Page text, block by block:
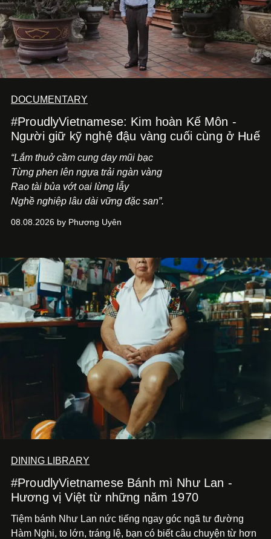
DOCUMENTARY
#ProudlyVietnamese: Kim hoàn Kế Môn -
Người giữ kỹ nghệ đậu vàng cuối cùng ở Huế
“Lắm thuở cầm cung day mũi bạc
Từng phen lên ngựa trải ngàn vàng
Rao tài bủa vớt oai lừng lẫy
Nghề nghiệp lâu dài vững đặc san”.
08.08.2026 by Phương Uyên
DINING LIBRARY
#ProudlyVietnamese Bánh mì Như Lan -
Hương vị Việt từ những năm 1970
Tiệm bánh Như Lan nức tiếng ngay góc ngã tư đường
Hàm Nghi, to lớn, tráng lệ, bạn có biết câu chuyện từ hơn